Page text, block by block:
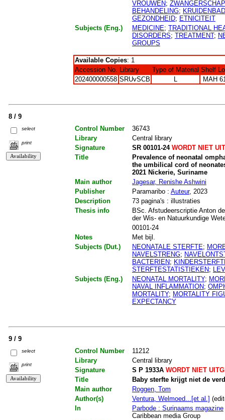
VROUWEN; ZWANGERSCHAP
BEHANDELING;
GEZONDHEID; ETNICITEIT
Subjects (Eng.)
MEDICINE; TRADITIONAL
DISORDERS; TREATMENT;
GROUPS
Available Copies: 1
Accession No. Library Type of Material Shelf
202400000558 SRUvSCB L MAH
8 / 9
select
print
Control Number
36743
Library
Central library
Signature
SR 00101-24WORDT NIET
Title
Prevalence of neonatal
the umbilical cord of
2021 Nickerie, Suriname
Main author
Jagesar, Renishe Ashwini
Publisher
Paramaribo : Auteur, 2023
Description
73 pagina's : illustraties
Thesis info
BSc. Afstudeerscriptie Anton
der Wis- en Natuurkundige
00101-24
Notes
Met bijl.
Subjects (Dut.)
NEONATALE STERFTE;
NAVELSTRENG;
BACTERIEN;
STERFTESTATISTIEKEN;
Subjects (Eng.)
NEONATAL MORTALITY;
NAVAL INFLAMMATION;
MORTALITY; MORTALITY
EXPECTANCY
9 / 9
select
print
Control Number
11212
Library
Central library
Signature
S P 1933AWORDT NIET
Title
Baby sterfte krijgt niet de
Main author
Roggen, Tom
Author(s)
Ventura, Welmoed...[et al.]
In
Parbode : Surinaams magazine
Caribbean media Group